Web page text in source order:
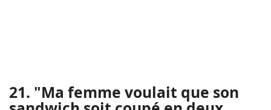
21. "Ma femme voulait que son